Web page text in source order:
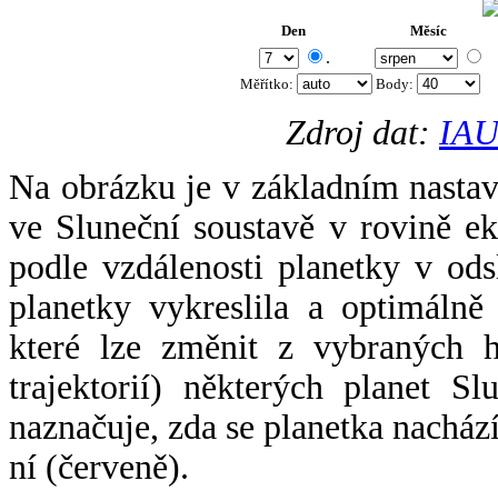
Den Měsíc
.
Měřítko: Body:
Zdroj dat:
Na obrázku je v základním
ve Sluneční soustavě v rovině
podle vzdálenosti planetky v
planetky vykreslila a
které lze změnit z vybraných
trajektorií) některých planet
naznačuje, zda se planetka
ní (červeně).